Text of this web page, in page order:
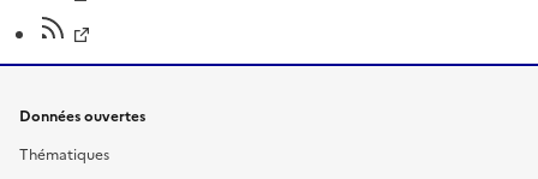
Données ouvertes
Thématiques